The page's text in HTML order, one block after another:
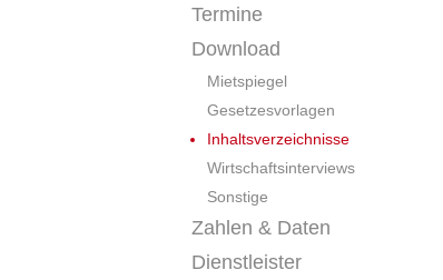
Termine
Download
Mietspiegel
Gesetzesvorlagen
Inhaltsverzeichnisse
Wirtschaftsinterviews
Sonstige
Zahlen & Daten
Dienstleister